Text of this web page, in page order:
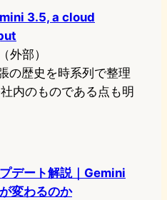
3.5, a cloud
（外部）
の歴史を時系列で整理
内のものである点も明
デート解説｜Gemini
変わるのか